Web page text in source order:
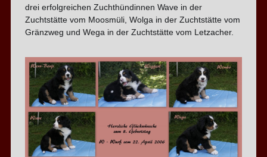
drei erfolgreichen Zuchthündinnen Wave in der
Zuchtstätte vom Moosmüli, Wolga in der Zuchtstätte vom
Gränzweg und Wega in der Zuchtstätte vom Letzacher.